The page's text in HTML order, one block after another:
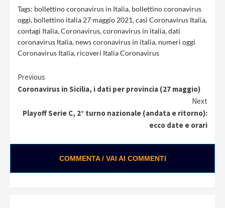
Tags: bollettino coronavirus in Italia, bollettino coronavirus
oggi, bollettino italia 27 maggio 2021,casi Coronavirus Italia,
contagi Italia,Coronavirus,coronavirus in italia,dati
coronavirus Italia, news coronavirus in italia, numeri oggi
Coronavirus Italia, ricoveri Italia Coronavirus
Continue
Previous
Coronavirus in Sicilia, i dati per provincia (27 maggio)
Next
Playoff Serie C, 2° turno nazionale (andata e ritorno):
ecco date e orari
COMMENTA / VAI AI COMMENTI